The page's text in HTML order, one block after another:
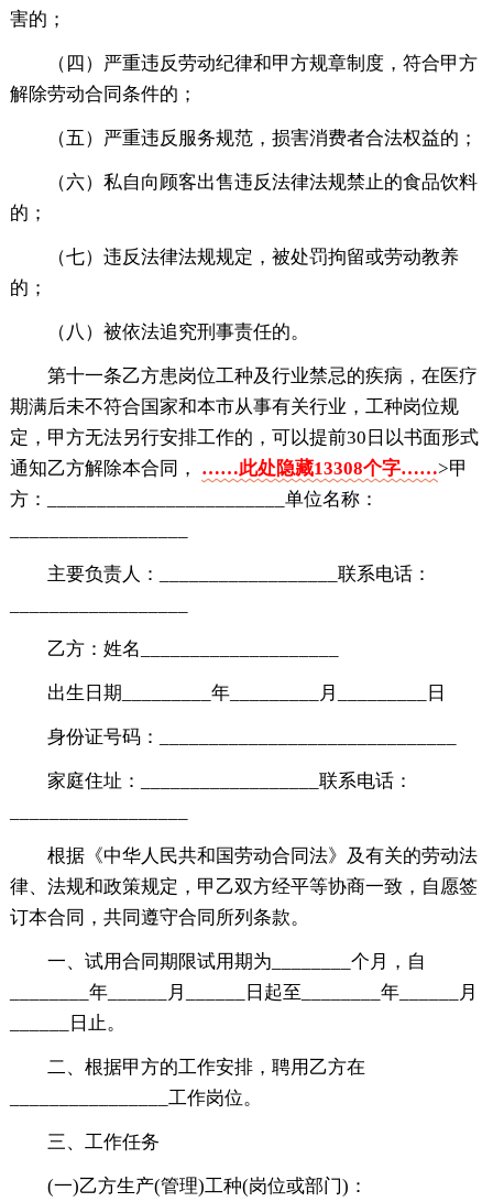
害的；
（四）严重违反劳动纪律和甲方规章制度，符合甲方
解除劳动合同条件的；
（五）严重违反服务规范，损害消费者合法权益的；
（六）私自向顾客出售违反法律法规禁止的食品饮料
的；
（七）违反法律法规规定，被处罚拘留或劳动教养
的；
（八）被依法追究刑事责任的。
第十一条乙方患岗位工种及行业禁忌的疾病，在医疗
期满后未不符合国家和本市从事有关行业，工种岗位规
定，甲方无法另行安排工作的，可以提前30日以书面形式
通知乙方解除本合同， ……此处隐藏13308个字……>甲
方：________________________单位名称：
主要负责人：__________________联系电话：
乙方：姓名____________________
出生日期_________年_________月_________日
身份证号码：______________________________
家庭住址：__________________联系电话：
根据《中华人民共和国劳动合同法》及有关的劳动法
律、法规和政策规定，甲乙双方经平等协商一致，自愿签
订本合同，共同遵守合同所列条款。
一、试用合同期限试用期为________个月，自
________年______月______日起至________年______月
______日止。
二、根据甲方的工作安排，聘用乙方在
________________工作岗位。
三、工作任务
(一)乙方生产(管理)工种(岗位或部门)：